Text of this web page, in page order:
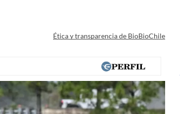
Ética y transparencia de BioBioChile